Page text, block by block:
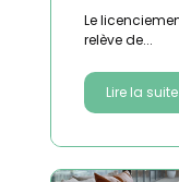
Le
relève de...
Lire la suite